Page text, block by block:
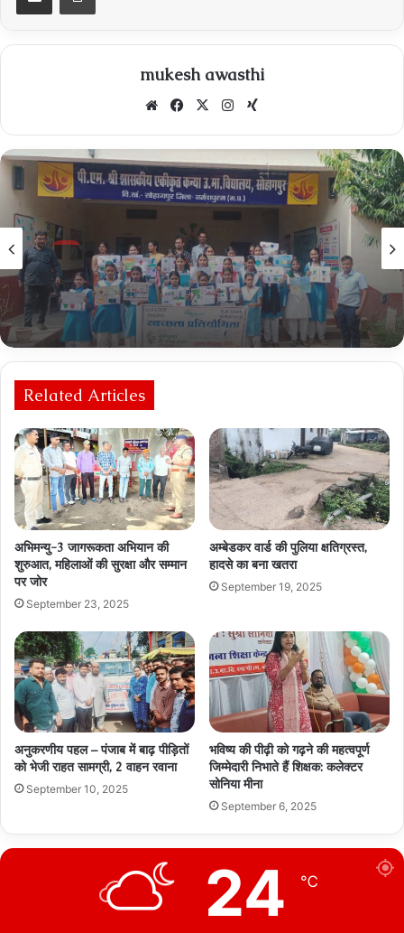
mukesh awasthi
WebsiteFacebook
X Instagram
देश
September 30, 2025
स्वच्छता ही सेवा पखवाड़ा अंतर्गत चित्रकला प्रतियोगिता का
आयोजन
Related Articles
अभिमन्यु-3 जागरूकता अभियान की
शुरुआत, महिलाओं की सुरक्षा और सम्मान
पर जोर
September 23, 2025
अम्बेडकर वार्ड की पुलिया क्षतिग्रस्त,
हादसे का बना खतरा
September 19, 2025
अनुकरणीय पहल – पंजाब में बाढ़ पीड़ितों
को भेजी राहत सामग्री, 2 वाहन रवाना
September 10, 2025
भविष्य की पीढ़ी को गढ़ने की महत्वपूर्ण
जिम्मेदारी निभाते हैं शिक्षक: कलेक्टर
सोनिया मीना
September 6, 2025
24 ℃